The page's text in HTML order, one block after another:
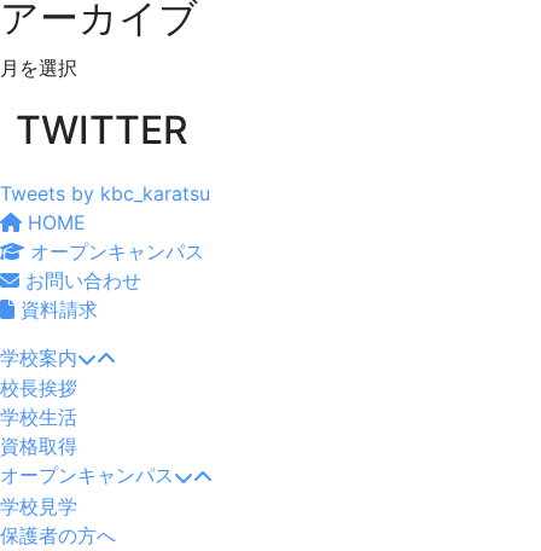
アーカイブ
ア
カ
ブ
TWITTER
Tweets by kbc_karatsu
HOME
オープンキャンパス
お問い合わせ
資料請求
学校案内
校長挨拶
学校生活
資格取得
オープンキャンパス
学校見学
保護者の方へ